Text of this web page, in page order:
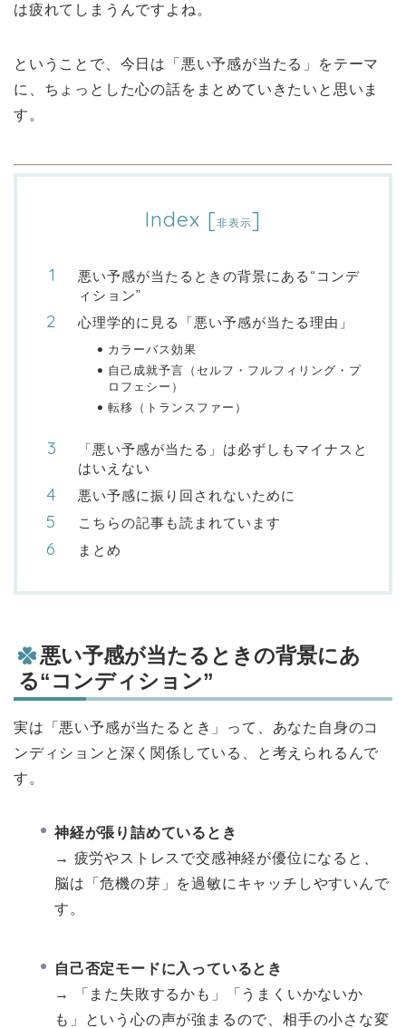
は疲れてしまうんですよね。
ということで、今日は「悪い予感が当たる」をテーマ
に、ちょっとした心の話をまとめていきたいと思いま
す。
Index [非表示]
悪い予感が当たるときの背景にある“コンデ
ィション”
心理学的に見る「悪い予感が当たる理由」
カラーバス効果
自己成就予言（セルフ・フルフィリング・プ
ロフェシー）
転移（トランスファー）
「悪い予感が当たる」は必ずしもマイナスと
はいえない
悪い予感に振り回されないために
こちらの記事も読まれています
まとめ
悪い予感が当たるときの背景にあ
る“コンディション”
実は「悪い予感が当たるとき」って、あなた自身のコ
ンディションと深く関係している、と考えられるんで
す。
神経が張り詰めているとき
→ 疲労やストレスで交感神経が優位になると、
脳は「危機の芽」を過敏にキャッチしやすいんで
す。
自己否定モードに入っているとき
→ 「また失敗するかも」「うまくいかないか
も」という心の声が強まるので、相手の小さな変